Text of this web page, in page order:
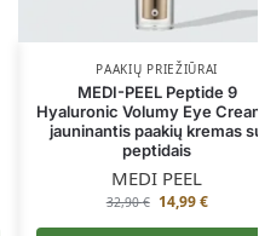
PAAKIŲ PRIEŽIŪRAI
MEDI-PEEL Peptide 9
Hyaluronic Volumy Eye
jauninantis paakių kremas
peptidais
MEDI PEEL
32,90€ 14,99€